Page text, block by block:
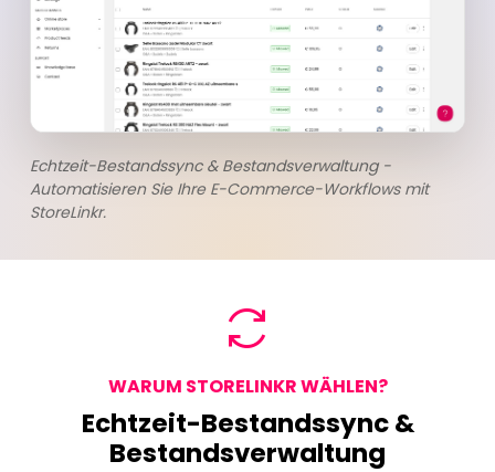
Echtzeit-Bestandssync & Bestandsverwaltung -
Automatisieren Sie Ihre E-Commerce-Workflows mit
StoreLinkr.
WARUM STORELINKR WÄHLEN?
Echtzeit-Bestandssync &
Bestandsverwaltung